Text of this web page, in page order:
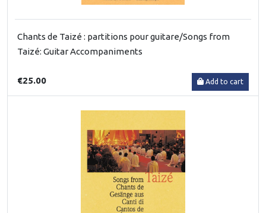
Chants de Taizé : partitions pour guitare/Songs from
Taizé: Guitar Accompaniments
€25.00 Add to cart